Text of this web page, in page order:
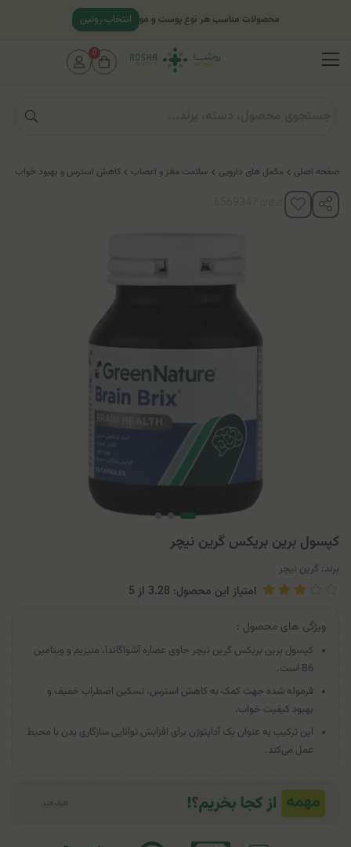
صفحه اصلی مکمل های دارویی سلامت مغز و اعصاب کاهش استرس و بهبود خواب
کپسول برین بریکس گرین نیچر
برند: گرین نیچر
امتیاز این محصول: 3.28 از 5
ویژگی های محصول :
کپسول برین بریکس گرین نیچر حاوی عصاره آشواگاندا، منیزیم و ویتامین
B6 است.
فرموله شده جهت کمک به کاهش استرس، تسکین اضطراب خفیف و
بهبود کیفیت خواب.
این ترکیب به عنوان یک آداپتوژن برای افزایش توانایی سازگاری بدن با محیط
عمل می‌کند.
محصولات مناسب هر نوع پوست و مو انتخاب روتین
0